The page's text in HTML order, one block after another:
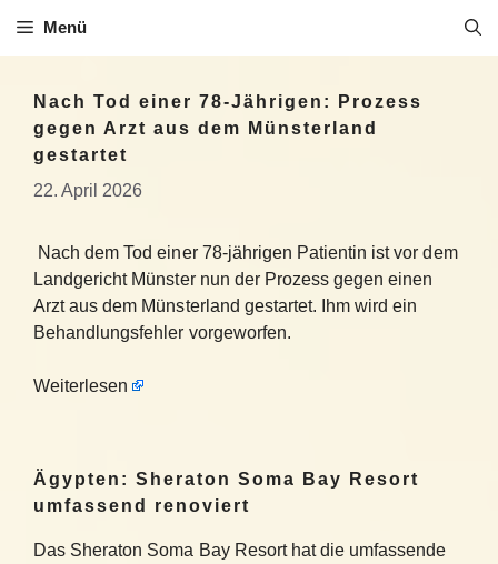
Inhalt
Menü
Nach Tod einer 78-Jährigen: Prozess
gegen Arzt aus dem Münsterland
gestartet
22. April 2026
Nach dem Tod einer 78-jährigen Patientin ist vor dem
Landgericht Münster nun der Prozess gegen einen
Arzt aus dem Münsterland gestartet. Ihm wird ein
Behandlungsfehler vorgeworfen.
Weiterlesen
Ägypten: Sheraton Soma Bay Resort
umfassend renoviert
Das Sheraton Soma Bay Resort hat die umfassende